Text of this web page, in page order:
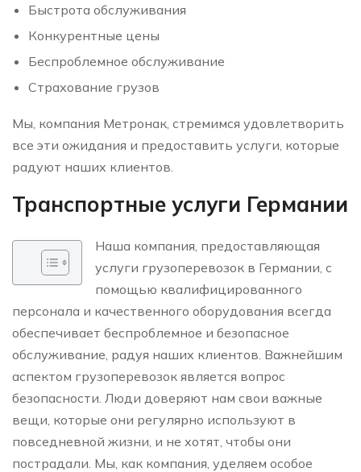
Быстрота обслуживания
Конкурентные цены
Беспроблемное обслуживание
Страхование грузов
Мы, компания Метронак, стремимся удовлетворить
все эти ожидания и предоставить услуги, которые
радуют наших клиентов.
Транспортные услуги Германии
Наша компания, предоставляющая
услуги грузоперевозок в Германии, с
помощью квалифицированного
персонала и качественного оборудования всегда
обеспечивает беспроблемное и безопасное
обслуживание, радуя наших клиентов. Важнейшим
аспектом грузоперевозок является вопрос
безопасности. Люди доверяют нам свои важные
вещи, которые они регулярно используют в
повседневной жизни, и не хотят, чтобы они
пострадали. Мы, как компания, уделяем особое